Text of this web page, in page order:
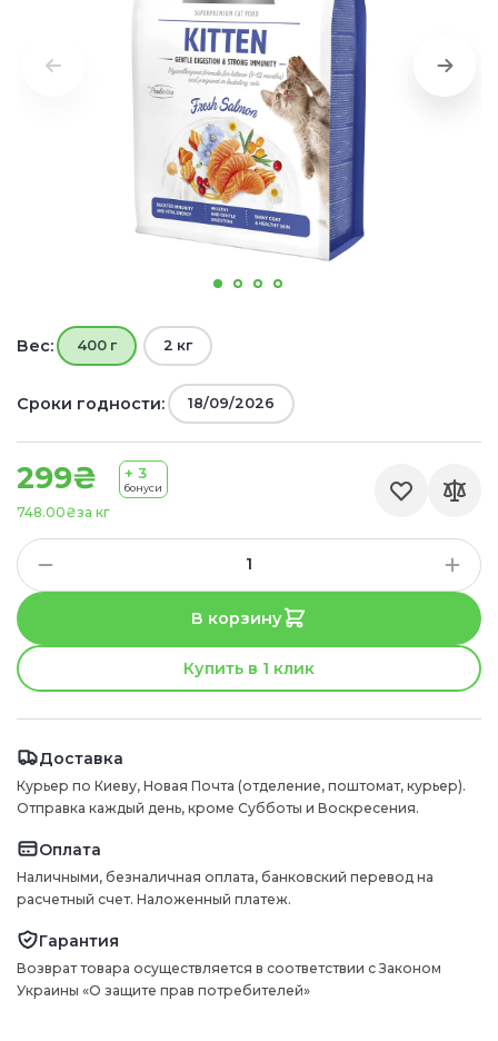
299₴
за кг
748.00₴
+ 3
бонуси
Вес: 400 г 2 кг
Сроки годности: 18/09/2026
В корзину
Купить в 1 клик
Доставка
Курьер по Киеву, Новая Почта (отделение, поштомат, курьер).
Отправка каждый день, кроме Субботы и Воскресения.
Оплата
Наличными, безналичная оплата, банковский перевод на
расчетный счет. Наложенный платеж.
Гарантия
Возврат товара осуществляется в соответствии с Законом
Украины «О защите прав потребителей»